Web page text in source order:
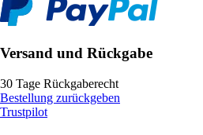
Versand und Rückgabe
30 Tage Rückgaberecht
Bestellung zurückgeben
Trustpilot